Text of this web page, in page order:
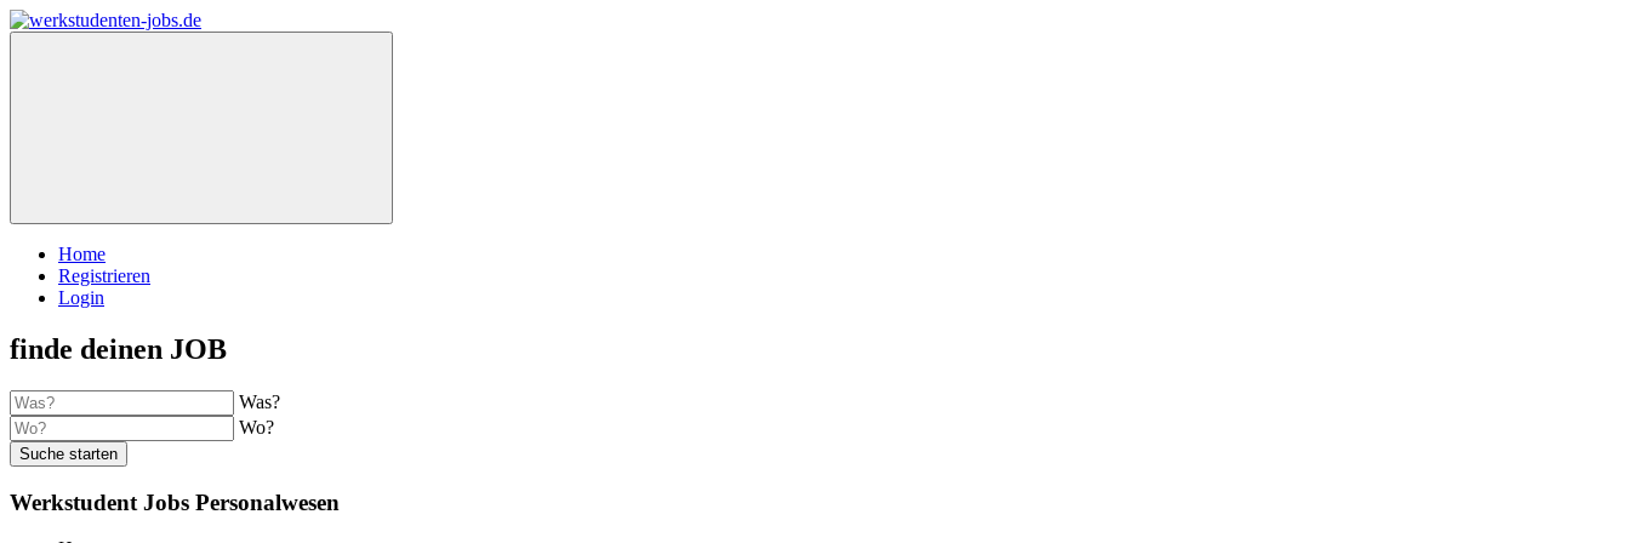
Home
Registrieren
Login
finde deinen JOB
Was?
Wo?
Suche starten
Werkstudent Jobs Personalwesen